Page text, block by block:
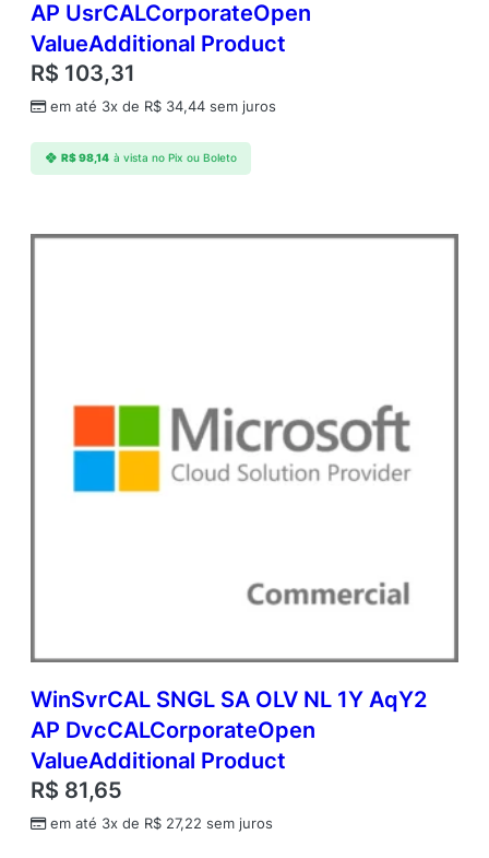
AP UsrCALCorporateOpen
ValueAdditional Product
R$ 103,31
em até 3x de R$ 34,44 sem juros
R$98,14 à vista no Pix ou Boleto
WinSvrCAL SNGL SA OLV NL 1Y AqY2
AP DvcCALCorporateOpen
ValueAdditional Product
R$ 81,65
em até 3x de R$ 27,22 sem juros